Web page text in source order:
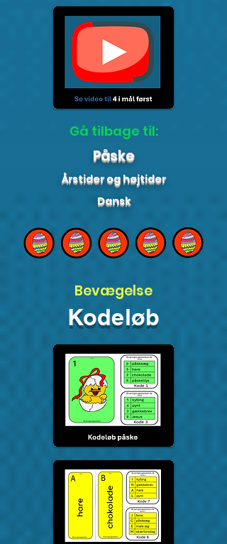
Gå tilbage til:
Påske
Årstider og højtider
Dansk
Bevægelse
Kodeløb